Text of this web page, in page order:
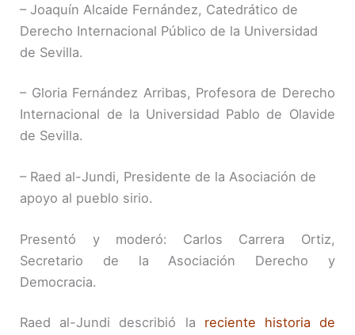
– Joaquín Alcaide Fernández, Catedrático de
Derecho Internacional Público de la Universidad
de Sevilla.
– Gloria Fernández Arribas, Profesora de Derecho
Internacional de la Universidad Pablo de Olavide
de Sevilla.
– Raed al-Jundi, Presidente de la Asociación de
apoyo al pueblo sirio.
Presentó y moderó: Carlos Carrera Ortiz,
Secretario de la Asociación Derecho y
Democracia.
Raed al-Jundi describió la reciente historia de